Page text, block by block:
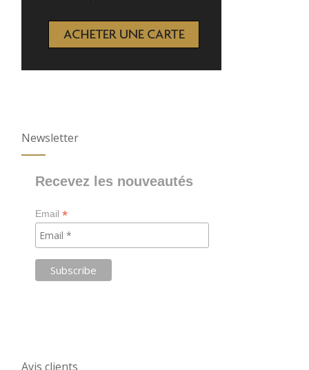
Newsletter
Recevez les nouveautés
Email*
Avis clients